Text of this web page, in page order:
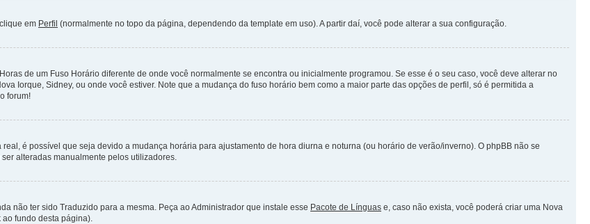
em Perfil (normalmente no topo da página, dependendo da template em uso). A partir daí, você pode alterar a sua configuração.
de um Fuso Horário diferente de onde você normalmente se encontra ou inicialmente programou. Se esse é o seu caso, você deve alterar no
Iorque, Sidney, ou onde você estiver. Note que a mudança do fuso horário bem como a maior parte das opções de perfil, só é permitida a
forum!
é possível que seja devido a mudança horária para ajustamento de hora diurna e noturna (ou horário de verão/inverno). O phpBB não se
alteradas manualmente pelos utilizadores.
não ter sido Traduzido para a mesma. Peça ao Administrador que instale esse Pacote de Línguas e, caso não exista, você poderá criar uma Nova
ao fundo desta página).